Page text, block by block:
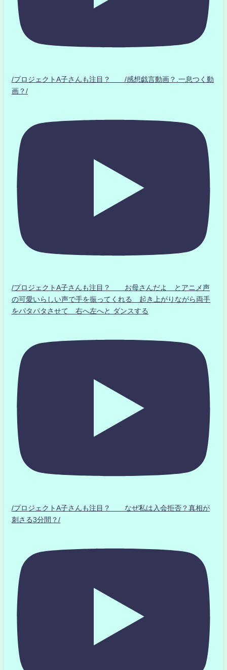
/プロジェクトA子さんも注目？ /感想戯言動画？.一息つく動
画？/
/プロジェクトA子さんも注目？ お母さんだよ とアニメ声
の可愛いらしい声で手を振ってくれる 起き上がりながら両手
をパタパタさせて 右へ左へと ダンスする
/プロジェクトA子さんも注目？ なぜ私は入会拒否？真相が
刺さる3分間？/